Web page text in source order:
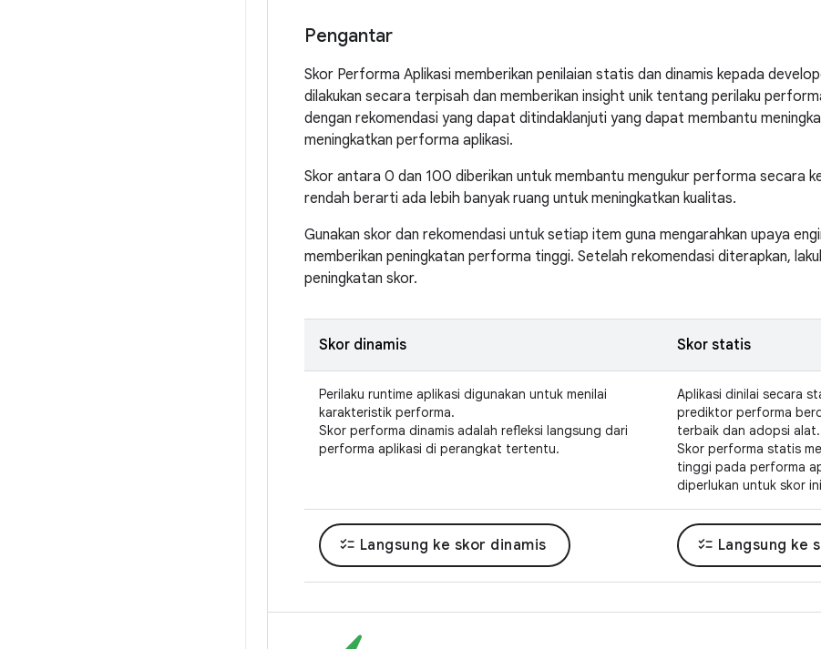
Pengantar
Skor Performa Aplikasi memberikan penilaian statis dan dinamis kepada
dilakukan secara terpisah dan memberikan insight unik tentang perilaku
dengan rekomendasi yang dapat ditindaklanjuti yang dapat membantu
meningkatkan performa aplikasi.
Skor antara 0 dan 100 diberikan untuk membantu mengukur performa secara
rendah berarti ada lebih banyak ruang untuk meningkatkan kualitas.
Gunakan skor dan rekomendasi untuk setiap item guna mengarahkan upaya
memberikan peningkatan performa tinggi. Setelah rekomendasi diterapkan,
peningkatan skor.
Skor dinamis Skor statis
Perilaku runtime aplikasi digunakan untuk menilai
karakteristik performa.
Skor performa dinamis adalah refleksi langsung dari
performa aplikasi di perangkat tertentu.
Aplikasi dinilai secara
prediktor performa
terbaik dan adopsi alat.
Skor performa statis
tinggi pada performa
diperlukan untuk skor
checklist Langsung ke skor dinamis checklist Langsung ke